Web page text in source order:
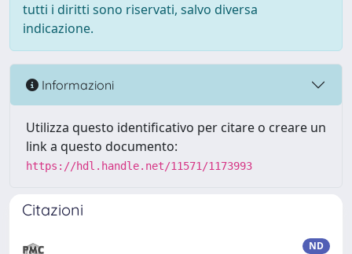
tutti i diritti sono riservati, salvo diversa
indicazione.
Informazioni
Utilizza questo identificativo per citare o creare un
link a questo documento:
https://hdl.handle.net/11571/1173993
Citazioni
ND